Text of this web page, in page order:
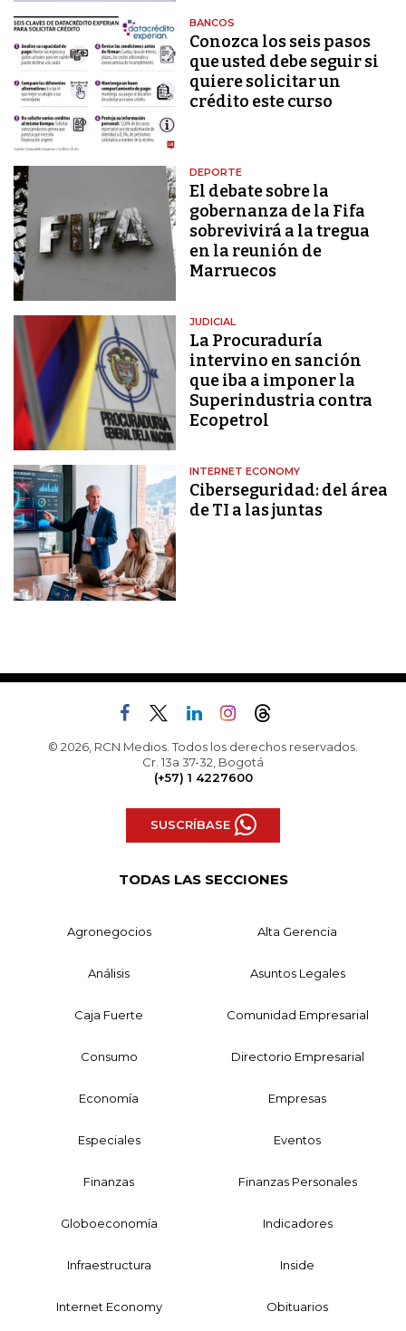
BANCOS
Conozca los seis pasos
que usted debe seguir si
quiere solicitar un
crédito este curso
DEPORTE
El debate sobre la
gobernanza de la Fifa
sobrevivirá a la tregua
en la reunión de
Marruecos
JUDICIAL
La Procuraduría
intervino en sanción
que iba a imponer la
Superindustria contra
Ecopetrol
INTERNET ECONOMY
Ciberseguridad: del área
de TI a las juntas
© 2026, RCN Medios. Todos los derechos reservados.
Cr. 13a 37-32, Bogotá
(+57) 1 4227600
SUSCRÍBASE
TODAS LAS SECCIONES
Agronegocios Alta Gerencia
Análisis Asuntos Legales
Caja Fuerte Comunidad Empresarial
Consumo Directorio Empresarial
Economía Empresas
Especiales Eventos
Finanzas Finanzas Personales
Globoeconomía Indicadores
Infraestructura Inside
Internet Economy Obituarios